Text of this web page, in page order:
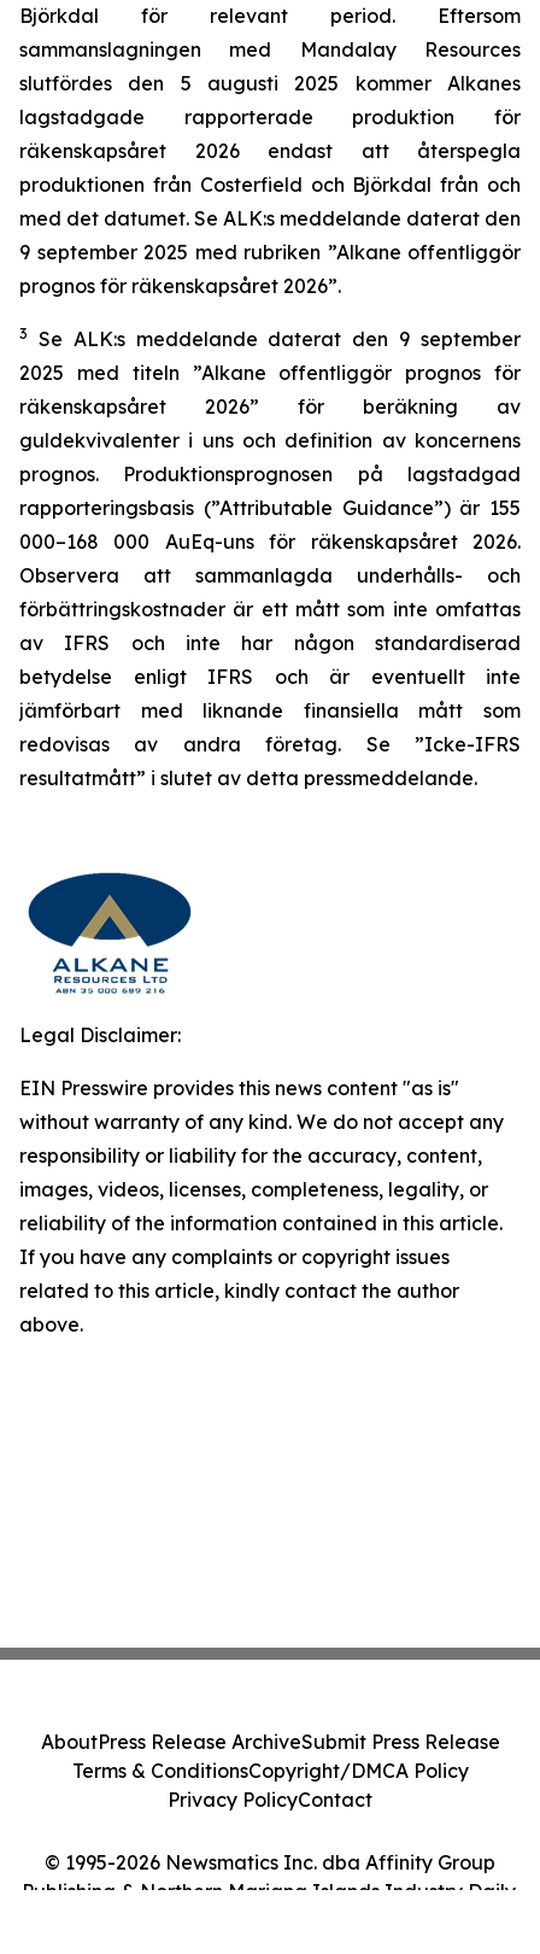
Björkdal för relevant period. Eftersom
sammanslagningen med Mandalay Resources
slutfördes den 5 augusti 2025 kommer Alkanes
lagstadgade rapporterade produktion för
räkenskapsåret 2026 endast att återspegla
produktionen från Costerfield och Björkdal från och
med det datumet. Se ALK:s meddelande daterat den
9 september 2025 med rubriken ”Alkane offentliggör
prognos för räkenskapsåret 2026”.
3
Se ALK:s meddelande daterat den 9 september
2025 med titeln ”Alkane offentliggör prognos för
räkenskapsåret 2026” för beräkning av
guldekvivalenter i uns och definition av koncernens
prognos. Produktionsprognosen på lagstadgad
rapporteringsbasis (”Attributable Guidance”) är 155
000–168 000 AuEq-uns för räkenskapsåret 2026.
Observera att sammanlagda underhålls- och
förbättringskostnader är ett mått som inte omfattas
av IFRS och inte har någon standardiserad
betydelse enligt IFRS och är eventuellt inte
jämförbart med liknande finansiella mått som
redovisas av andra företag. Se ”Icke-IFRS
resultatmått” i slutet av detta pressmeddelande.
Legal Disclaimer:
EIN Presswire provides this news content "as is"
without warranty of any kind. We do not accept any
responsibility or liability for the accuracy, content,
images, videos, licenses, completeness, legality, or
reliability of the information contained in this article.
If you have any complaints or copyright issues
related to this article, kindly contact the author
above.
© 1995-2026 Newsmatics Inc. dba Affinity Group
Publishing & Northern Mariana Islands Industry Daily.
AboutPress Release ArchiveSubmit Press Release
Terms & ConditionsCopyright/DMCA Policy
Privacy PolicyContact